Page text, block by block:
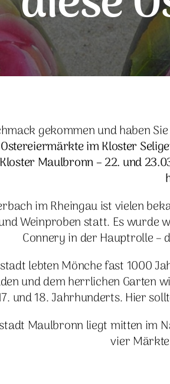
gekommen und haben
Ostereiermärkte im Kloster
Maulbronn – 22. und
im Rheingau ist vielen
Weinproben statt. Es wurde
Connery in der Hauptrolle –
lebten Mönche fast 1000
und dem herrlichen Garten
und 18. Jahrhunderts. Hier
Maulbronn liegt mitten im
vier